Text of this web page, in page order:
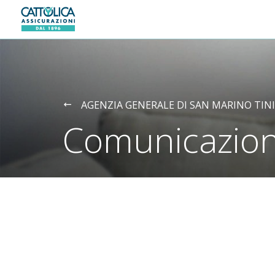
Generali logo
AGENZIA GENERALE DI SAN MARINO TINI